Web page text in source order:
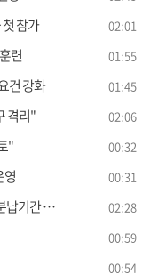
참가 02:01
련 01:55
건 강화 01:45
격리" 02:06
" 00:32
영 00:31
간 연장 02:28
00:59
00:54